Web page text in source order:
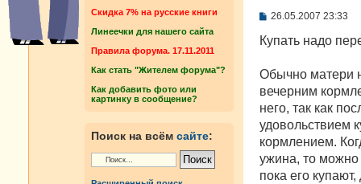
Cкидка 7% на русские книги
Линеечки для нашего сайта
Правила форума. 17.11.2011
Как стать "Жителем форума"?
Как добавить фото или
картинку в сообщение?
Поиск на всём сайте:
С
о
б
е
и
е
26.05.2007 23:33
Купать надо
Обычно матери
вечерним
него, так как
удовольствием
кормлением.
ужина, то можно
пока его